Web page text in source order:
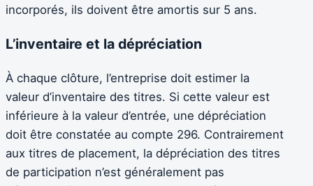
incorporés, ils doivent être amortis sur 5 ans.
L’inventaire et la dépréciation
À chaque clôture, l’entreprise doit estimer la
valeur d’inventaire des titres. Si cette valeur est
inférieure à la valeur d’entrée, une dépréciation
doit être constatée au compte 296. Contrairement
aux titres de placement, la dépréciation des titres
de participation n’est généralement pas